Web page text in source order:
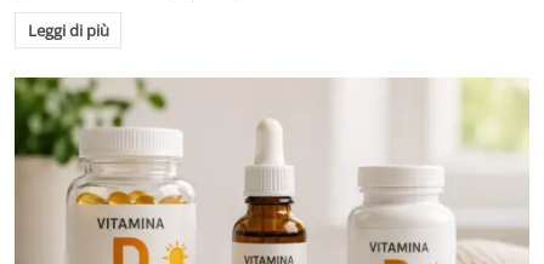
Leggi di più